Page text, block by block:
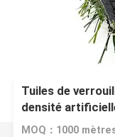
Tuiles de
densité
polyéthylène